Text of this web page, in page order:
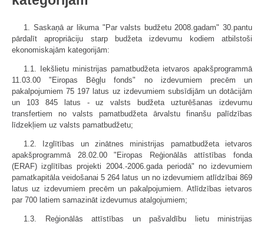
1. Saskaņā ar likuma "Par valsts budžetu 2008.gadam" 30.pantu
pārdalīt apropriāciju starp budžeta izdevumu kodiem atbilstoši
ekonomiskajām kategorijām:
1.1. Iekšlietu ministrijas pamatbudžeta ietvaros apakšprogrammā
11.03.00 "Eiropas Bēgļu fonds" no izdevumiem precēm un
pakalpojumiem 75 197 latus uz izdevumiem subsīdijām un dotācijām
un 103 845 latus - uz valsts budžeta uzturēšanas izdevumu
transfertiem no valsts pamatbudžeta ārvalstu finanšu palīdzības
līdzekļiem uz valsts pamatbudžetu;
1.2. Izglītības un zinātnes ministrijas pamatbudžeta ietvaros
apakšprogrammā 28.02.00 "Eiropas Reģionālās attīstības fonda
(ERAF) izglītības projekti 2004.-2006.gada periodā" no izdevumiem
pamatkapitāla veidošanai 5 264 latus un no izdevumiem atlīdzībai 869
latus uz izdevumiem precēm un pakalpojumiem. Atlīdzības ietvaros
par 700 latiem samazināt izdevumus atalgojumiem;
1.3. Reģionālās attīstības un pašvaldību lietu ministrijas